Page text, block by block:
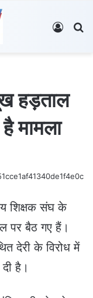
Log In
हड़ताल
मामला
शिक्षक संघ के
पर बैठ गए हैं।
देरी के विरोध में
है।